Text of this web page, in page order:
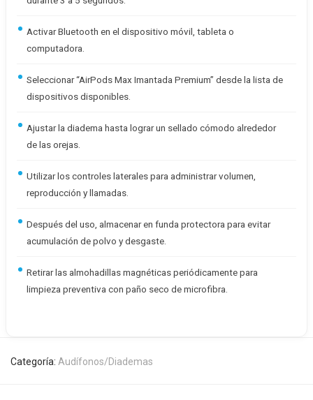
Activar Bluetooth en el dispositivo móvil, tableta o
computadora.
Seleccionar “AirPods Max Imantada Premium” desde la lista de
dispositivos disponibles.
Ajustar la diadema hasta lograr un sellado cómodo alrededor
de las orejas.
Utilizar los controles laterales para administrar volumen,
reproducción y llamadas.
Después del uso, almacenar en funda protectora para evitar
acumulación de polvo y desgaste.
Retirar las almohadillas magnéticas periódicamente para
limpieza preventiva con paño seco de microfibra.
Categoría: Audífonos/Diademas